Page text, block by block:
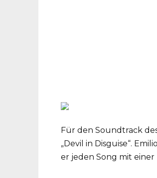
Für den Soundtrack
„Devil in Disguise“.
er jeden Song mit